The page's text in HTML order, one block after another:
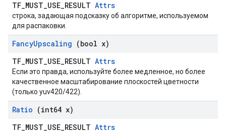
TF_MUST_USE_RESULT Attrs
строка, задающая подсказку об алгоритме, используемом
для распаковки.
FancyUpscaling (bool x)
TF_MUST_USE_RESULT Attrs
Если это правда, используйте более медленное, но более
качественное масштабирование плоскостей цветности
(только yuv420/422).
Ratio (int64 x)
TF_MUST_USE_RESULT Attrs